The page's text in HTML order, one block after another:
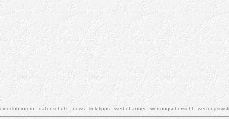
cineclub-intern datenschutz news link-tipps werbebanner wertungsübersicht